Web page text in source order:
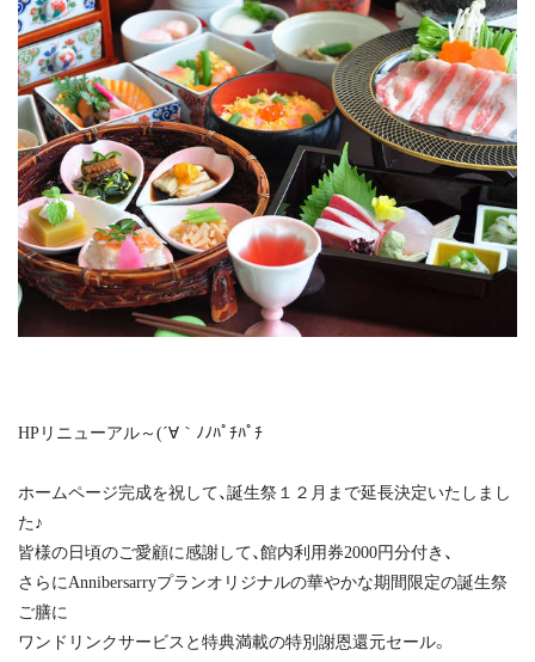
HPリニューアル～(´∀｀ﾉﾉﾊﾟﾁﾊﾟﾁ
ホームページ完成を祝して、誕生祭１２月まで延長決定いたしまし
た♪
皆様の日頃のご愛顧に感謝して、館内利用券2000円分付き、
さらにAnnibersarryプランオリジナルの華やかな期間限定の誕生祭
ご膳に
ワンドリンクサービスと特典満載の特別謝恩還元セール。